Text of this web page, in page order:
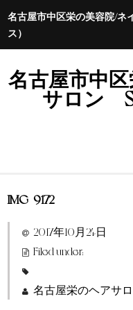
名古屋市中区栄の美容院/ネ
ス）
名古屋市中
サロン
ホーム
特定商取引法に基づく
IMG_9172
2017年10月24日
Filed under:
名古屋栄のヘアサ